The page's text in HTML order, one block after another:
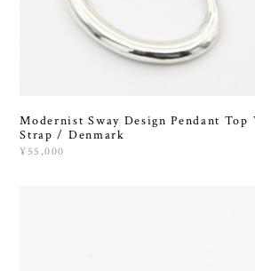
Modernist Sway Design Pendant
Strap / Denmark
¥55,000